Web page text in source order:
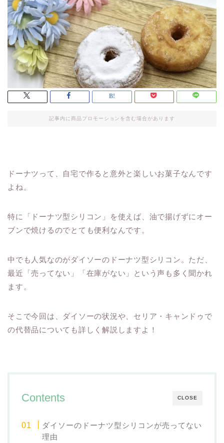
記事内に商品プロモーションを含む場合があります
ドーナツって、自宅で作ると意外と楽しいお菓子なんです
よね。
特に「ドーナツ型シリコン」を使えば、油で揚げずにオー
ブンで焼けるのでとても便利なんです。
中でも人気なのがダイソーのドーナツ型シリコン。ただ、
最近「売ってない」「在庫がない」という声も多く聞かれ
ます。
そこで今回は、ダイソーの状況や、セリア・キャンドゥで
の代替品についても詳しく解説しますよ！
CLOSE
Contents
ダイソーのドーナツ型シリコンが売ってない
理由